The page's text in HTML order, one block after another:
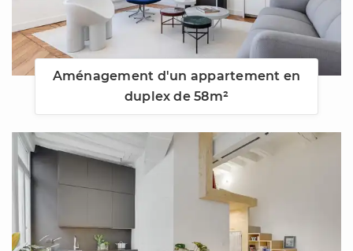
Aménagement d'un appartement en
duplex de 58m²